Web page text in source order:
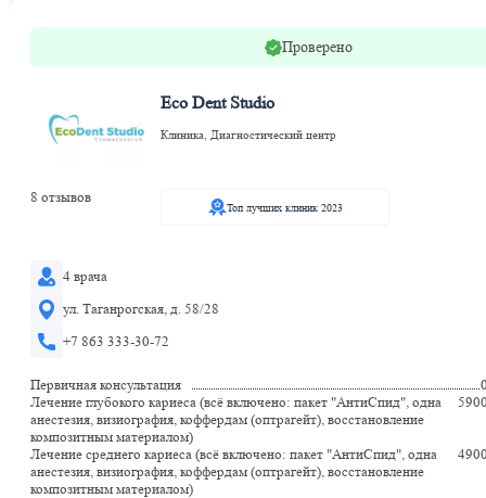
Проверено
Eco Dent Studio
Клиника, Диагностический центр
8 отзывов
Топ лучших клиник 2023
4 врача
ул. Таганрогская, д. 58/28
+7 863 333-30-72
Первичная консультация
Лечение глубокого кариеса (всё включено: пакет "АнтиСпид", одна
анестезия, визиография, коффердам (оптрагейт), восстановление
композитным материалом)
Лечение среднего кариеса (всё включено: пакет "АнтиСпид", одна
анестезия, визиография, коффердам (оптрагейт), восстановление
композитным материалом)